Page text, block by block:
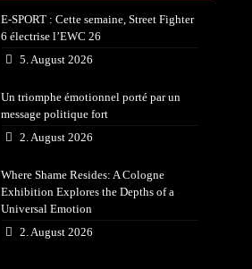
E-SPORT : Cette semaine, Street Fighter
6 électrise l’EWC 26
5. August 2026
Un triomphe émotionnel porté par un
message politique fort
2. August 2026
Where Shame Resides: A Cologne
Exhibition Explores the Depths of a
Universal Emotion
2. August 2026